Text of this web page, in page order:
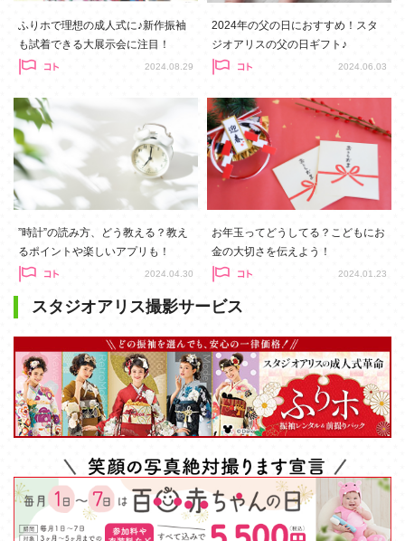
ふりホで理想の成人式に♪新作振袖
も試着できる大展示会に注目！
2024.08.29
2024年の父の日におすすめ！スタ
ジオアリスの父の日ギフト♪
2024.06.03
”時計”の読み方、どう教える？教え
るポイントや楽しいアプリも！
2024.04.30
お年玉ってどうしてる？こどもにお
金の大切さを伝えよう！
2024.01.23
スタジオアリス撮影サービス